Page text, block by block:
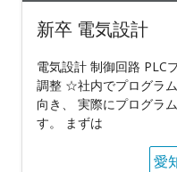
新卒 電気設計
電気設計 制御回路 PLC
調整 ☆社内でプログラ
向き、 実際にプログラ
す。 まずは
愛